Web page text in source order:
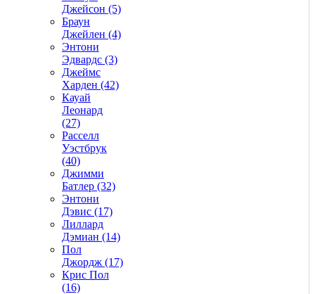
Джейсон (5)
Браун
Джейлен (4)
Энтони
Эдвардс (3)
Джеймс
Харден (42)
Кауай
Леонард
(27)
Расселл
Уэстбрук
(40)
Джимми
Батлер (32)
Энтони
Дэвис (17)
Лиллард
Дэмиан (14)
Пол
Джордж (17)
Крис Пол
(16)